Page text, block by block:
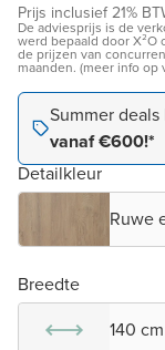
Prijs inclusief 21%
De adviesprijs is de
werd bepaald door
de prijzen van
maanden. (meer info op
Summer deals
vanaf €600!*
Detailkleur
Ruwe
Breedte
140 cm